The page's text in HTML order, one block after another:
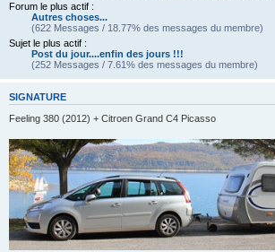
Forum le plus actif :
Autres choses...
(622 Messages / 18.77% des messages du membre)
Sujet le plus actif :
Post du jour....enfin des jours !!!
(252 Messages / 7.61% des messages du membre)
SIGNATURE
Feeling 380 (2012) + Citroen Grand C4 Picasso